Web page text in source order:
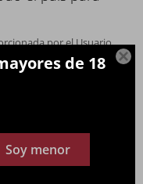

de 18
Soy menor
por el Usuario,
correcta de la
vía correo electrónico a
y solicitar el cambio